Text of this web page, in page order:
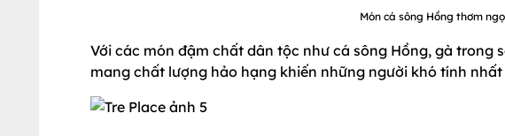
Món cá sông Hồng thơm
Với các món đậm chất dân tộc như cá sông Hồng, gà trong
mang chất lượng hảo hạng khiến những người khó tính